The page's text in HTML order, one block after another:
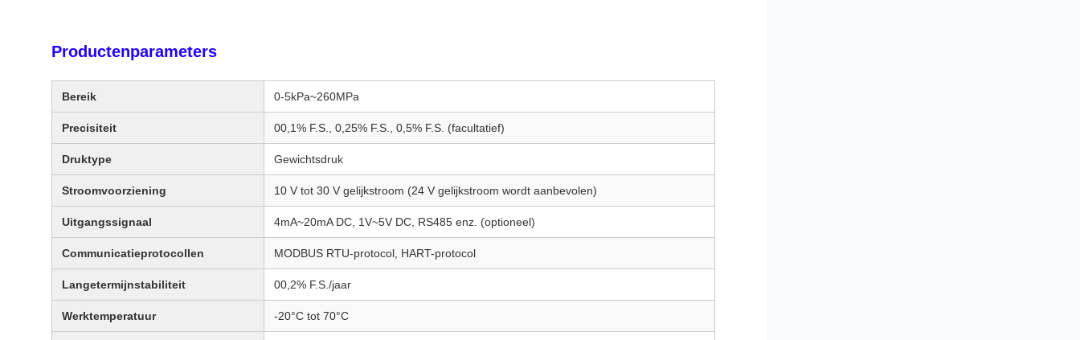
Productenparameters
Bereik 0-5kPa~260MPa
Precisiteit 00,1% F.S., 0,25% F.S., 0,5% F.S. (facultatief)
Druktype Gewichtsdruk
Stroomvoorziening 10 V tot 30 V gelijkstroom (24 V gelijkstroom wordt aanbevolen)
Uitgangssignaal 4mA~20mA DC, 1V~5V DC, RS485 enz. (optioneel)
Communicatieprotocollen MODBUS RTU-protocol, HART-protocol
Langetermijnstabiliteit 00,2% F.S./jaar
Werktemperatuur -20°C tot 70°C